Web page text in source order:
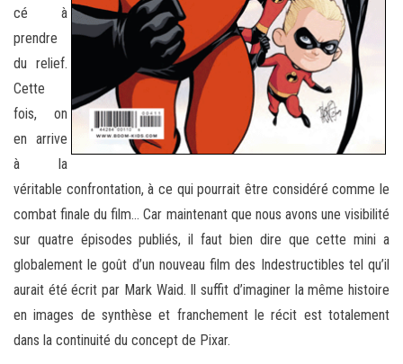
cé à
prendre
du relief.
Cette
fois, on
en arrive
à la
véritable confrontation, à ce qui pourrait être considéré comme le
combat finale du film… Car maintenant que nous avons une visibilité
sur quatre épisodes publiés, il faut bien dire que cette mini a
globalement le goût d’un nouveau film des Indestructibles tel qu’il
aurait été écrit par Mark Waid. Il suffit d’imaginer la même histoire
en images de synthèse et franchement le récit est totalement
dans la continuité du concept de Pixar.